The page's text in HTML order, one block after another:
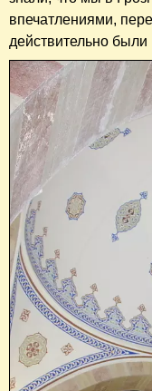
впечатлениями,
действительно